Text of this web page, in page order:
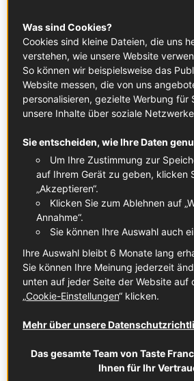
genau, warum. Die Chandeleur soll
bekanntes heidnisches Fest sein. Die
Sonne repräsentieren, weshalb die
Crêpes backen, um auf ein sonniges
zu hoffen.
Eine weitere Sitte besteht darin, eine
Hand eine Crêpe umdreht. Wenn die
ohne herunterzufallen oder sich zu
Wohlstand und Geld bringen.
Der Ursprung dieses Festes ist
in Vergessenheit geraten, aber die
am 2. Februar Crêpes backt, ist nie
Apropos Crêpes: Kennt ihr eigentlich
Als ich nach Deutschland kam, stellte
meiner Freunde nicht wussten, dass
Version der Crêpes gibt: die
(Buchweizengalette). Das ist eines
Was sind Cookies?
Cookies sind kleine Dateien, die uns
verstehen, wie unsere Website
So können wir beispielsweise das
Website messen, die von uns
personalisieren, gezielte Werbung für
unsere Inhalte über soziale
Sie entscheiden, wie Ihre Daten
Um Ihre Zustimmung zur
auf Ihrem Gerät zu geben, klicken
„Akzeptieren“.
Klicken Sie zum Ablehnen auf
Annahme“.
Sie können Ihre Auswahl auch
Ihre Auswahl bleibt 6 Monate lang
Sie können Ihre Meinung jederzeit
unten auf jeder Seite der Website auf
„Cookie-Einstellungen“ klicken.
Mehr über unsere
Das gesamte Team von Taste
Ihnen für Ihr